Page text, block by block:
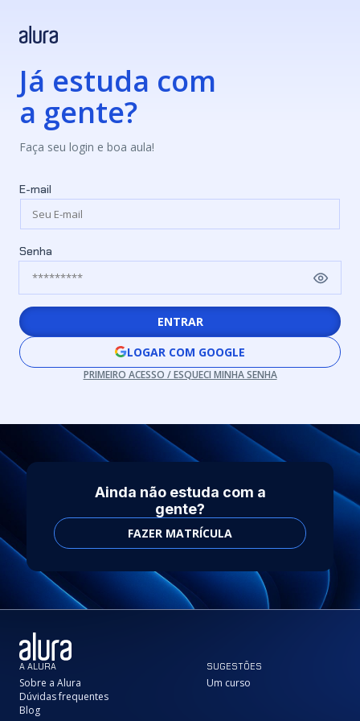
Já estuda com
a gente?
Faça seu login e boa aula!
E-mail
Senha
ENTRAR
LOGAR COM GOOGLE
PRIMEIRO ACESSO / ESQUECI MINHA SENHA
Ainda não estuda com a
gente?
FAZER MATRÍCULA
A ALURA
Sobre a Alura
Dúvidas frequentes
Blog
SUGESTÕES
Um curso